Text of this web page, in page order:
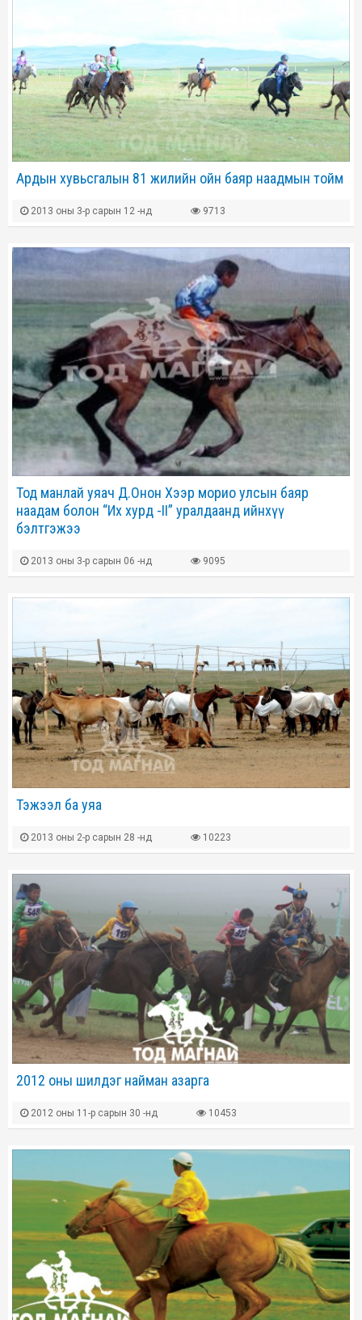
Ардын хувьсгалын 81 жилийн ойн баяр наадмын тойм
2013 оны 3-р сарын 12 -нд 9713
Тод манлай уяач Д.Онон Хээр морио улсын баяр
наадам болон “Их хурд -II” уралдаанд ийнхүү
бэлтгэжээ
2013 оны 3-р сарын 06 -нд 9095
Тэжээл ба уяа
2013 оны 2-р сарын 28 -нд 10223
2012 оны шилдэг найман азарга
2012 оны 11-р сарын 30 -нд 10453